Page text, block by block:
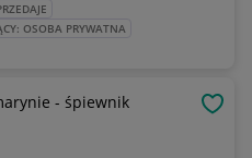
OSOBA PRYWATNA
- śpiewnik